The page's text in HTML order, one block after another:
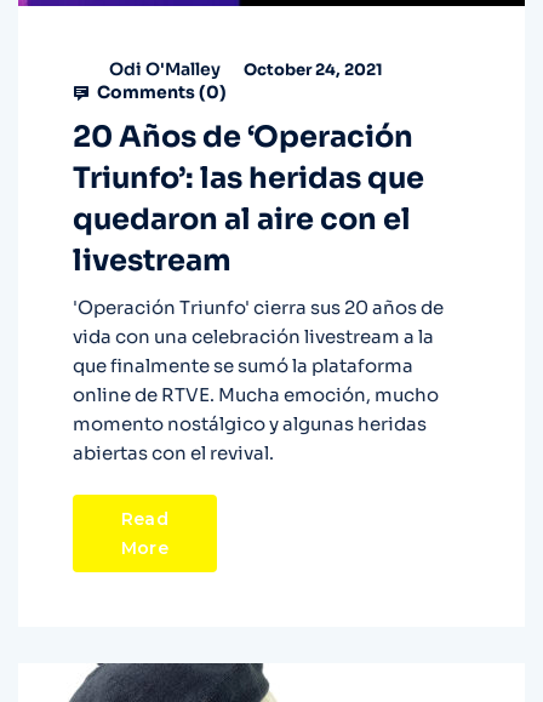
Odi O'Malley October 24, 2021
Comments (0)
20 Años de ‘Operación
Triunfo’: las heridas que
quedaron al aire con el
livestream
'Operación Triunfo' cierra sus 20 años de
vida con una celebración livestream a la
que finalmente se sumó la plataforma
online de RTVE. Mucha emoción, mucho
momento nostálgico y algunas heridas
abiertas con el revival.
Read
More